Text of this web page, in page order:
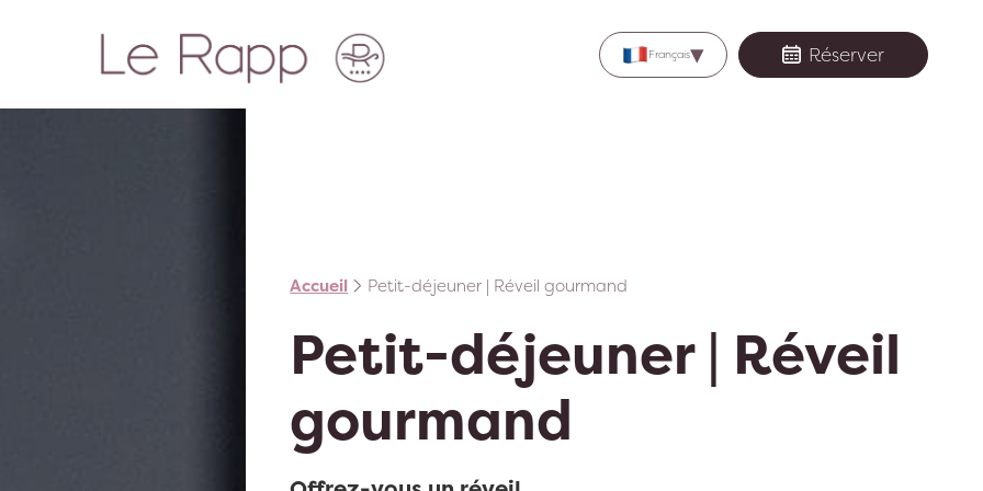
Français▾ Réserver
Accueil Petit-déjeuner | Réveil gourmand
Petit-déjeuner | Réveil
gourmand